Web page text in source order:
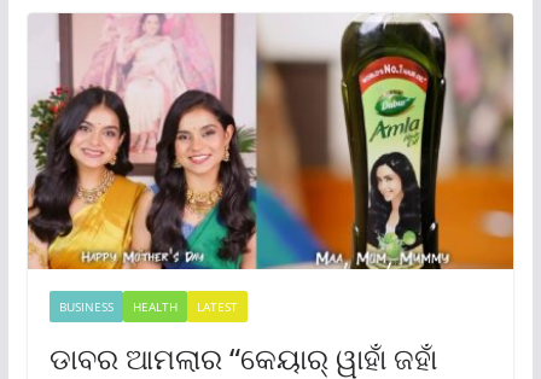
BUSINESS HEALTH LATEST
ଡାବର ଆମଲାର “କେୟାର୍ ୱାହାଁ ଜହାଁ